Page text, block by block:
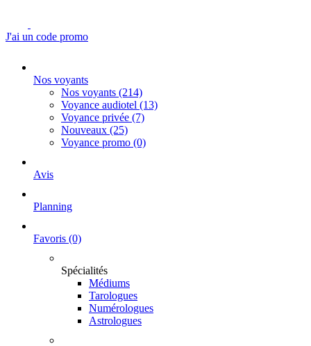
J'ai un code promo
Nos voyants
Nos voyants (214)
Voyance audiotel (13)
Voyance privée (7)
Nouveaux (25)
Voyance promo (0)
Avis
Planning
Favoris (0)
Spécialités
Médiums
Tarologues
Numérologues
Astrologues